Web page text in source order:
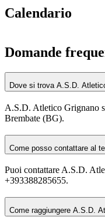
Calendario
Domande
Dove si trova A.S.D.
A.S.D. Atletico Grignano
Brembate (BG).
Come posso contattare al
Puoi contattare A.S.D.
+393388285655.
Come raggiungere A.S.D.